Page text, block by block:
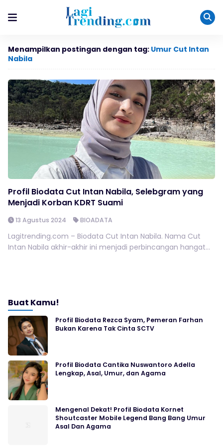
Menampilkan postingan dengan tag: Umur Cut Intan
Nabila
Profil Biodata Cut Intan Nabila, Selebgram yang
Menjadi Korban KDRT Suami
13 Agustus 2024 BIOADATA
Lagitrending.com – Biodata Cut Intan Nabila. Nama Cut
Intan Nabila akhir-akhir ini menjadi perbincangan hangat...
Buat Kamu!
Profil Biodata Rezca Syam, Pemeran Farhan
Bukan Karena Tak Cinta SCTV
Profil Biodata Cantika Nuswantoro Adella
Lengkap, Asal, Umur, dan Agama
Mengenal Dekat! Profil Biodata Kornet
Shoutcaster Mobile Legend Bang Bang Umur
Asal Dan Agama